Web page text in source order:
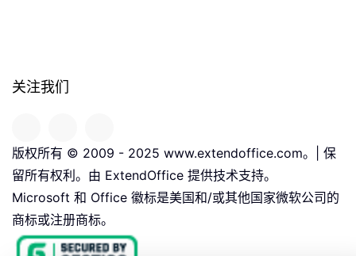
关注我们
版权所有 © 2009 - 2025 www.extendoffice.com。| 保
留所有权利。由 ExtendOffice 提供技术支持。
Microsoft 和 Office 徽标是美国和/或其他国家微软公司的
商标或注册商标。